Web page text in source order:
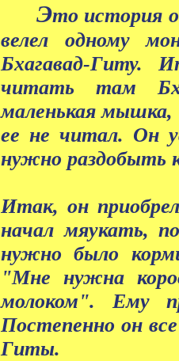
Это история
велел одному
Бхагавад-Гиту.
читать там
маленькая мышка,
ее не читал. Он
нужно раздобыть
Итак, он
начал мяукать,
нужно было
"Мне нужна
молоком". Ему
Постепенно он
Гиты.